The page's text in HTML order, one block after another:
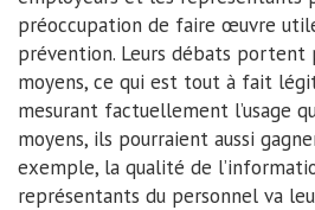
préoccupation de faire œuvre
prévention. Leurs débats portent
moyens, ce qui est tout à fait
mesurant factuellement l’usage
moyens, ils pourraient aussi
exemple, la qualité de
représentants du personnel va